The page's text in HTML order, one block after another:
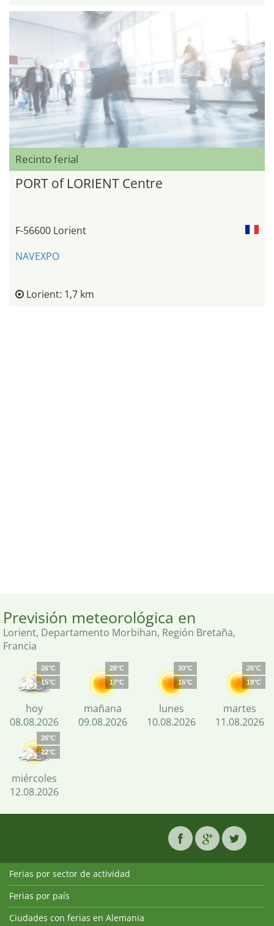
Recinto ferial
PORT of LORIENT Centre
F-56600 Lorient
NAVEXPO
Lorient: 1,7 km
Previsión meteorológica en
Lorient, Departamento Morbihan, Región Bretaña,
Francia
26°C
15°C
hoy
08.08.2026
28°C
17°C
mañana
09.08.2026
30°C
15°C
lunes
10.08.2026
26°C
19°C
martes
11.08.2026
26°C
22°C
miércoles
12.08.2026
Ferias por sector de actividad
Ferias por país
Ciudades con ferias en Alemania